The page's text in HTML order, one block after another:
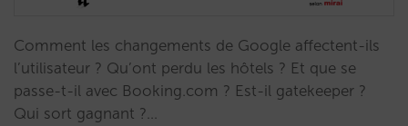
Comment les changements de Google affectent-ils
l’utilisateur ? Qu’ont perdu les hôtels ? Et que se
passe-t-il avec Booking.com ? Est-il gatekeeper ?
Qui sort gagnant ?…